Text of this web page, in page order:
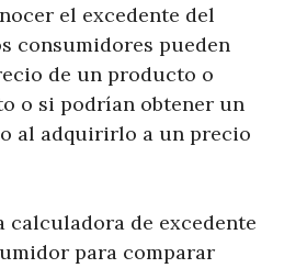
el excedente del
consumidores pueden
de un producto o
o si podrían obtener un
al adquirirlo a un precio
calculadora de excedente
para comparar